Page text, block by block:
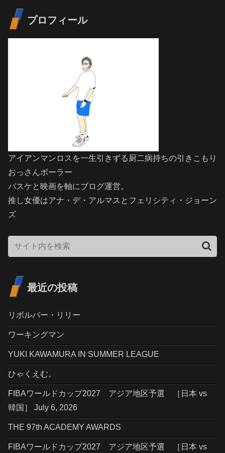
プロフィール
アイアンマンロスを一生引きずる厨二病持ちの引きこもり
おっさんボーラー
バスケと映画を軸にブログ運営。
推し女優はアナ・デ・アルマスとフェリシティ・ジョーン
ズ
最近の投稿
リボルバー・リリー
ワーキングマン
YUKI KAWAMURA IN SUMMER LEAGUE
ひゃくえむ。
FIBAワールドカップ2027 アジア地区予選 ［日本 vs
韓国］ July 6, 2026
THE 97th ACADEMY AWARDS
FIBAワールドカップ2027 アジア地区予選 ［日本 vs